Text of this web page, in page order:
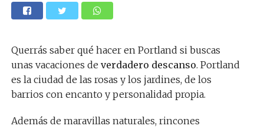
Querrás saber qué hacer en Portland si buscas
unas vacaciones de verdadero descanso. Portland
es la ciudad de las rosas y los jardines, de los
barrios con encanto y personalidad propia.
Además de maravillas naturales, rincones